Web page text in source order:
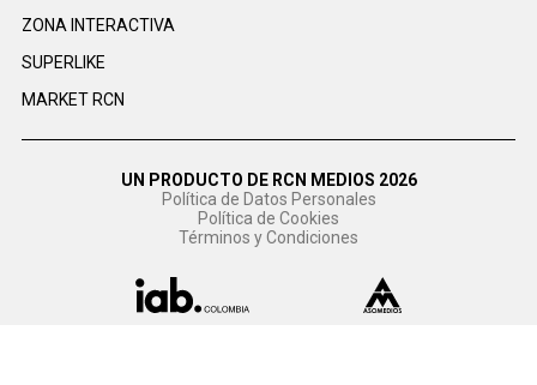
ZONA INTERACTIVA
SUPERLIKE
MARKET RCN
UN PRODUCTO DE RCN MEDIOS 2026
Política de Datos Personales
Política de Cookies
Términos y Condiciones